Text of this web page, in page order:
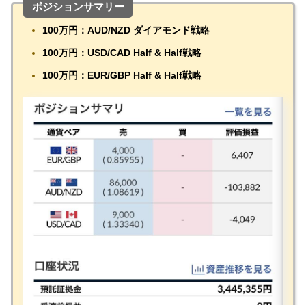
ポジションサマリー
100万円：AUD/NZD ダイアモンド戦略
100万円：USD/CAD Half & Half戦略
100万円：EUR/GBP Half & Half戦略